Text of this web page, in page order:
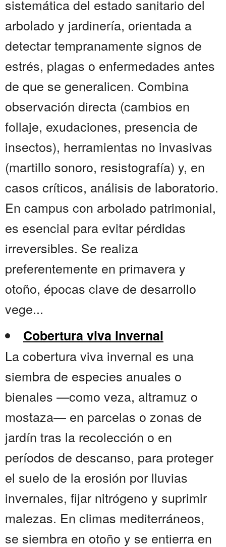
sistemática del estado sanitario del
arbolado y jardinería, orientada a
detectar tempranamente signos de
estrés, plagas o enfermedades antes
de que se generalicen. Combina
observación directa (cambios en
follaje, exudaciones, presencia de
insectos), herramientas no invasivas
(martillo sonoro, resistografía) y, en
casos críticos, análisis de laboratorio.
En campus con arbolado patrimonial,
es esencial para evitar pérdidas
irreversibles. Se realiza
preferentemente en primavera y
otoño, épocas clave de desarrollo
vege...
Cobertura viva invernal
La cobertura viva invernal es una
siembra de especies anuales o
bienales —como veza, altramuz o
mostaza— en parcelas o zonas de
jardín tras la recolección o en
períodos de descanso, para proteger
el suelo de la erosión por lluvias
invernales, fijar nitrógeno y suprimir
malezas. En climas mediterráneos,
se siembra en otoño y se entierra en